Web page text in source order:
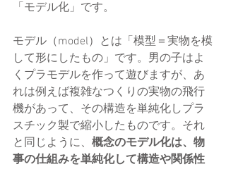
「モデル化」です。
モデル（model）とは「模型＝実物を模
して形にしたもの」です。男の子はよ
くプラモデルを作って遊びますが、あ
れは例えば複雑なつくりの実物の飛行
機があって、その構造を単純化しプラ
スチック製で縮小したものです。それ
と同じように、 概念のモデル化は、物
事の仕組みを単純化して構造や関係性